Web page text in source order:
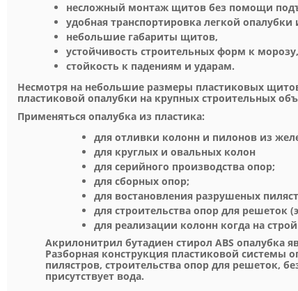
несложный монтаж щитов без помощи
удобная транспортировка легкой опалубки
небольшие габариты щитов,
устойчивость строительных форм к морозу,
стойкость к падениям и ударам.
Несмотря на небольшие размеры пластиковых
пластиковой опалубки на крупных строительных
Применяться опалубка из пластика:
для отливки колонн и пилонов из
для круглых и овальных колон
для серийного производства опор;
для сборных опор;
для востановления разрушеных
для строительства опор для решеток
для реализации колонн когда на
Акрилонитрил бутадиен стирол ABS опалубка
Разборная конструкция пластиковой системы
пилястров, строительства опор для решеток,
присутствует вода.